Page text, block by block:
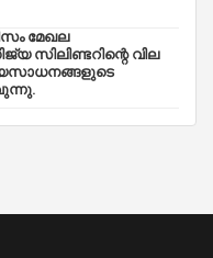
മേഖല
സിലിണ്ടറിന്റെ വില